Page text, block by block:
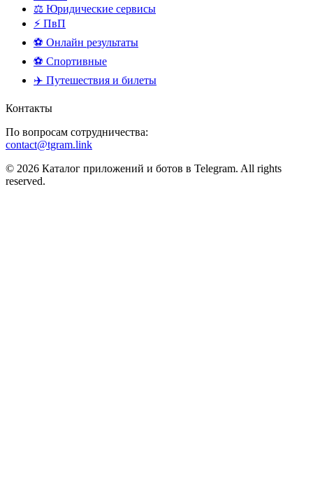
⚖️ Юридические сервисы
⚡ ПвП
⚽ Онлайн результаты
⚽ Спортивные
✈️ Путешествия и билеты
Контакты
По вопросам сотрудничества:
contact@tgram.link
© 2026 Каталог приложений и ботов в Telegram. All rights
reserved.